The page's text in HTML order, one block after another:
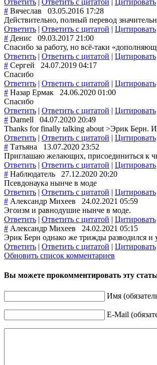
Ответить | Ответить с цитатой | Цитировать
# Вячеслав
03.05.2016 17:28
Действительно, полный перевод
Ответить | Ответить с цитатой | Цитировать
# Денис
09.03.2017 21:00
Спасибо за работу, но всё-таки
Ответить | Ответить с цитатой | Цитировать
# Сергей
24.07.2019 04:17
Спасибо
Ответить | Ответить с цитатой | Цитировать
# Назар Ермак
24.06.2020 01:00
Спасибо
Ответить | Ответить с цитатой | Цитировать
# Darnell
04.07.2020 20:49
Thanks for finally talking about >Эрик Берн.
Ответить | Ответить с цитатой | Цитировать
# Татьяна
13.07.2020 23:52
Приглашаю желающих, присоединиться к
Ответить | Ответить с цитатой | Цитировать
# Наблюдатель
27.12.2020 20:20
Псевдонаука нынче в моде
Ответить | Ответить с цитатой | Цитировать
# Александр Михеев
24.02.2021 05:59
Эгоизм и равнодушие нынче в моде.
Ответить | Ответить с цитатой | Цитировать
# Александр Михеев
24.02.2021 05:15
Эрик Берн однако же трижды разводился и
Ответить | Ответить с цитатой | Цитировать
Обновить список комментариев
Вы можете прокомментировать эту
Имя
E-Mail